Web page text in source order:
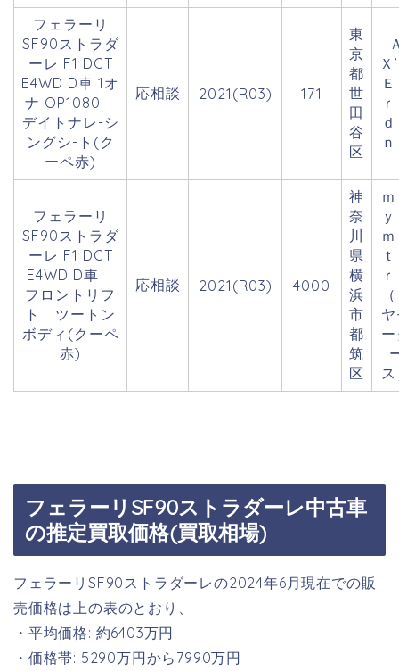
フェラーリ
SF90ストラダ
ーレ F1 DCT
E4WD D車 1オ
ナ OP1080
デイトナレ-シ
ングシ-ト(ク
ーペ赤)
応相談 2021(R03) 171
東
京
都
世
田
谷
区
Ｘ
フェラーリ
SF90ストラダ
ーレ F1 DCT
E4WD D車
フロントリフ
ト ツートン
ボディ(クーペ
赤)
応相談 2021(R03) 4000
神
奈
川
県
横
浜
市
都
筑
区
フェラーリSF90ストラダーレ中古車
の推定買取価格(買取相場)
フェラーリSF90ストラダーレの2024年6月現在での販
売価格は上の表のとおり、
・平均価格: 約6403万円
・価格帯: 5290万円から7990万円